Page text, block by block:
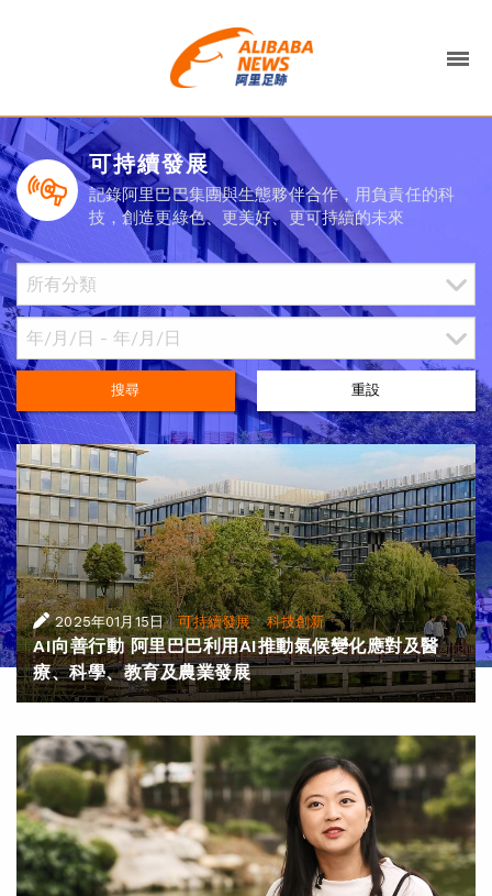
可持續發展
記錄阿里巴巴集團與生態夥伴合作，用負責任的科
技，創造更綠色、更美好、更可持續的未來
搜尋 重設
2025年01月15日 |可持續發展·科技創新
AI向善行動 阿里巴巴利用AI推動氣候變化應對及醫
療、科學、教育及農業發展